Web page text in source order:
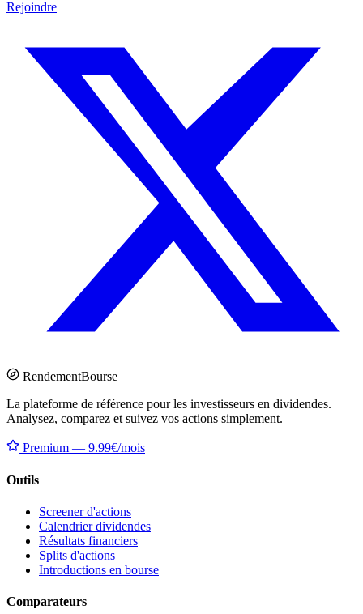
Rejoindre
RendementBourse
La plateforme de référence pour les investisseurs en dividendes.
Analysez, comparez et suivez vos actions simplement.
Premium — 9.99€/mois
Outils
Screener d'actions
Calendrier dividendes
Résultats financiers
Splits d'actions
Introductions en bourse
Comparateurs